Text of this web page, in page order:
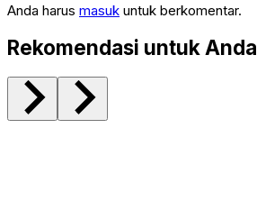
Anda harus masuk untuk berkomentar.
Rekomendasi untuk Anda